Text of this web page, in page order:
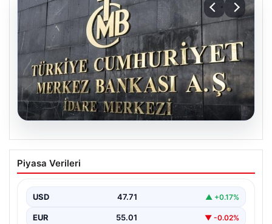
05.08.2026
Merkez Bankası Nisan Ayı Faiz Kararı Ne
Zaman Açıklanacak? Ekonomistlerin
Türkiye Cumhuriyet Merkez Bankası (TCMB) Para
üzere…
Piyasa Verileri
USD 47.71 ▲ +0.17%
EUR 55.01 ▼ -0.02%